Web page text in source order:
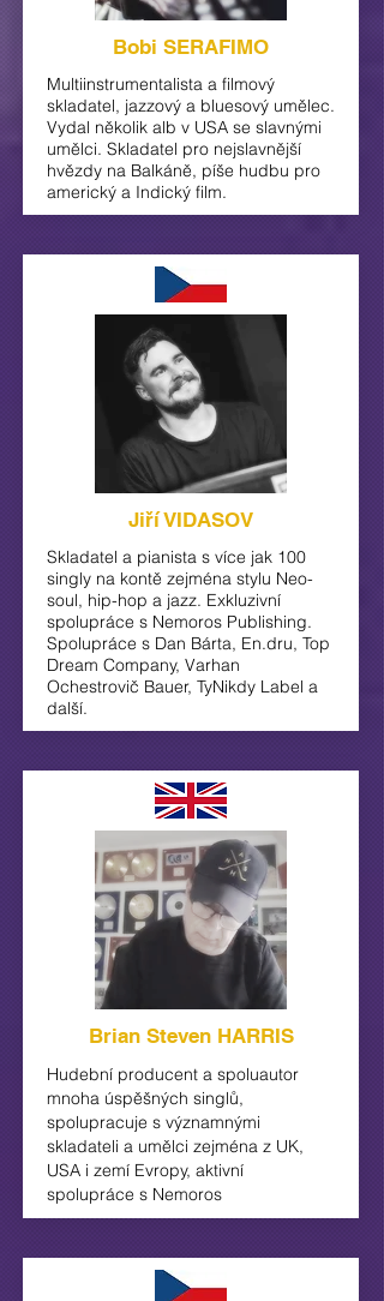
Bobi SERAFIMO
Multiinstrumentalista a filmový
skladatel, jazzový a bluesový umělec.
Vydal několik alb v USA se slavnými
umělci. Skladatel pro nejslavnější
hvězdy na Balkáně, píše hudbu pro
americký a Indický film.
Jiří VIDASOV
Skladatel a pianista s více jak 100
singly na kontě zejména stylu Neo-
soul, hip-hop a jazz. Exkluzivní
spolupráce s Nemoros Publishing.
Spolupráce s Dan Bárta, En.dru, Top
Dream Company, Varhan
Ochestrovič Bauer, TyNikdy Label a
další.
Brian Steven HARRIS
Hudební producent a spoluautor
mnoha úspěšných singlů,
spolupracuje s významnými
skladateli a umělci zejména z UK,
USA i zemí Evropy, aktivní
spolupráce s Nemoros